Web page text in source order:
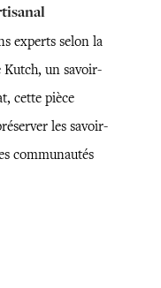
experts selon la
Kutch, un savoir-
cette pièce
les savoir-
communautés